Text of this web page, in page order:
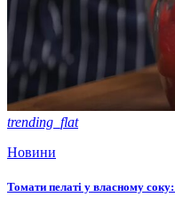
trending_flat
Новини
Томати пелаті у власному